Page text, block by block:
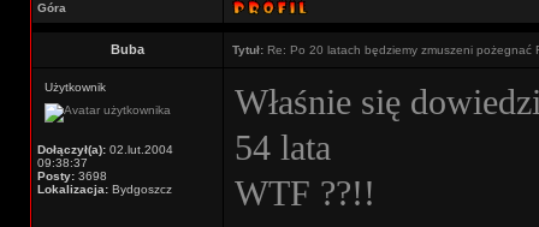
Góra
Buba Tytuł: Re: Po 20 latach będziemy zmuszeni pożegnać
Użytkownik
Dołączył(a): 02.lut.2004
09:38:37
Posty: 3698
Lokalizacja: Bydgoszcz
Właśnie się
54 lata
WTF ??!!